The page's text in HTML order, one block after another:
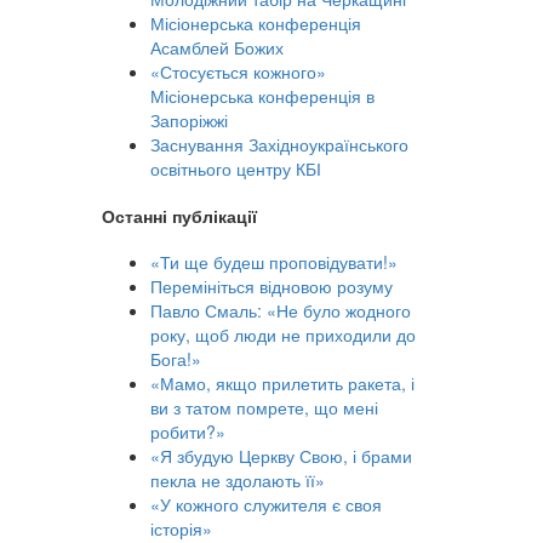
Місіонерська конференція
Асамблей Божих
«Стосується кожного»
Місіонерська конференція в
Запоріжжі
Заснування Західноукраїнського
освітнього центру КБІ
Останні публікації
«Ти ще будеш проповідувати!»
Перемініться відновою розуму
Павло Смаль: «Не було жодного
року, щоб люди не приходили до
Бога!»
«Мамо, якщо прилетить ракета, і
ви з татом помрете, що мені
робити?»
«Я збудую Церкву Свою, і брами
пекла не здолають її»
«У кожного служителя є своя
історія»